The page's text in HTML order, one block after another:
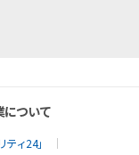
について
ィ24」